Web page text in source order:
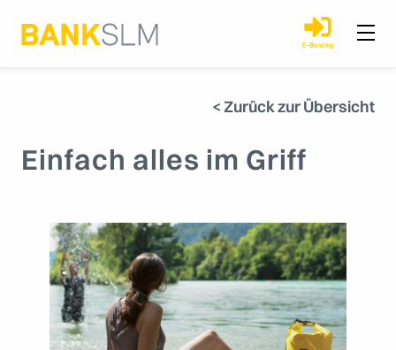
< Zurück zur Übersicht
Einfach alles im Griff